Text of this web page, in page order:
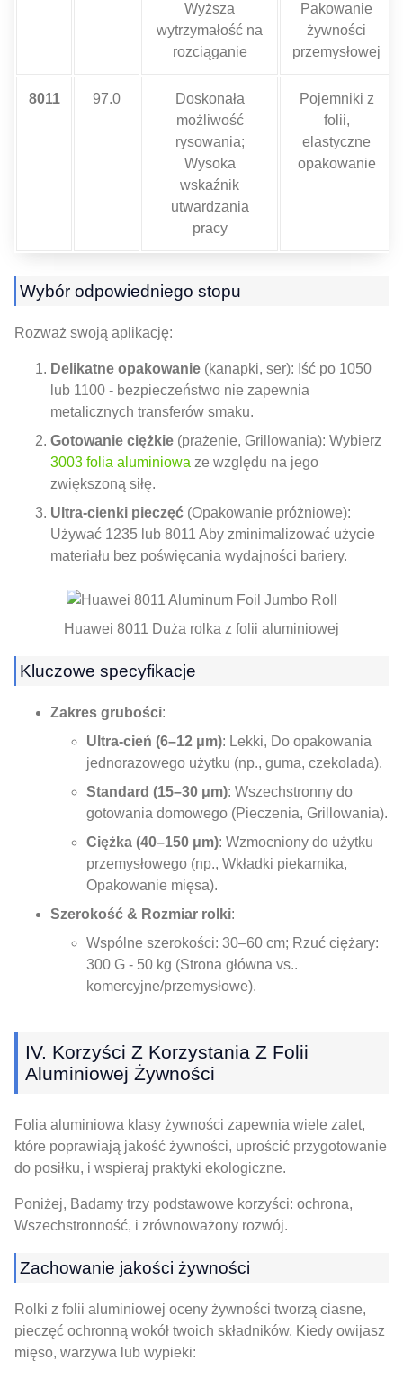
Wyższa
wytrzymałość na
rozciąganie
Pakowanie
żywności
przemysłowej
8011 97.0
Doskonała
możliwość
rysowania;
Wysoka
wskaźnik
utwardzania
pracy
Pojemniki z
folii,
elastyczne
opakowanie
Wybór odpowiedniego stopu
Rozważ swoją aplikację:
Delikatne opakowanie (kanapki, ser): Iść po 1050
lub 1100 - bezpieczeństwo nie zapewnia
metalicznych transferów smaku.
Gotowanie ciężkie (prażenie, Grillowania): Wybierz
3003 folia aluminiowa ze względu na jego
zwiększoną siłę.
Ultra-cienki pieczęć (Opakowanie próżniowe):
Używać 1235 lub 8011 Aby zminimalizować użycie
materiału bez poświęcania wydajności bariery.
Huawei 8011 Duża rolka z folii aluminiowej
Kluczowe specyfikacje
Zakres grubości:
Ultra-cień (6–12 μm): Lekki, Do opakowania
jednorazowego użytku (np., guma, czekolada).
Standard (15–30 μm): Wszechstronny do
gotowania domowego (Pieczenia, Grillowania).
Ciężka (40–150 μm): Wzmocniony do użytku
przemysłowego (np., Wkładki piekarnika,
Opakowanie mięsa).
Szerokość & Rozmiar rolki:
Wspólne szerokości: 30–60 cm; Rzuć ciężary:
300 G - 50 kg (Strona główna vs..
komercyjne/przemysłowe).
IV. Korzyści Z Korzystania Z Folii
Aluminiowej Żywności
Folia aluminiowa klasy żywności zapewnia wiele zalet,
które poprawiają jakość żywności, uprościć przygotowanie
do posiłku, i wspieraj praktyki ekologiczne.
Poniżej, Badamy trzy podstawowe korzyści: ochrona,
Wszechstronność, i zrównoważony rozwój.
Zachowanie jakości żywności
Rolki z folii aluminiowej oceny żywności tworzą ciasne,
pieczęć ochronną wokół twoich składników. Kiedy owijasz
mięso, warzywa lub wypieki: